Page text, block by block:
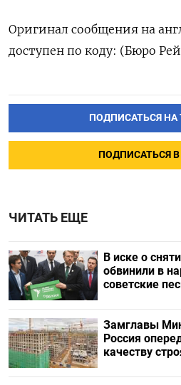
Оригинал сообщения на
доступен по коду: (Бюро
ПОДПИСАТЬСЯ НА
ПОДПИСАТЬСЯ В
ЧИТАТЬ ЕЩЕ
В иске о
обвинили в
советские
Замглавы
Россия
качеству